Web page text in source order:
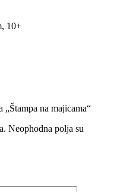
10+
na majicama“
Neophodna polja su